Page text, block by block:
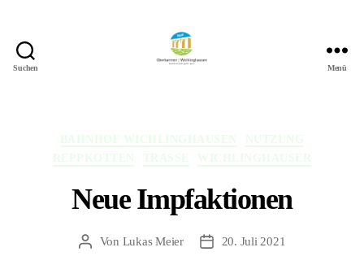
Suchen Menü
Neue Impfaktionen
Beitragsautor
Von Lukas Meier Veröffentlichungsdatum
20. Juli 2021